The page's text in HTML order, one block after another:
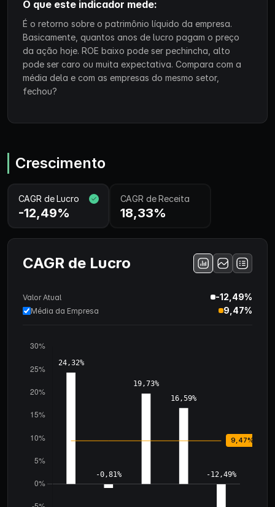
O que este indicador mede:
É o retorno sobre o patrimônio líquido da empresa.
Basicamente, quantos anos de lucro pagam o preço
da ação hoje. ROE baixo pode ser pechincha, alto
pode ser caro ou muita expectativa. Compara com a
média dela e com as empresas do mesmo setor,
fechou?
Crescimento
CAGR de Lucro
-12,49%
CAGR de Receita
18,33%
CAGR de Lucro
Valor Atual -12,49%
Média da Empresa 9,47%